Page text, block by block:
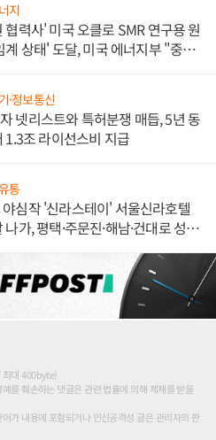
지
협력사' 미국 오클로 SMR 연구용 원
계 상태' 도달, 미국 에너지부 "중요
·정보통신
넷리스트와 특허분쟁 매듭, 5년 동
1.3조 라이선스비 지급
통
심작 '신라스테이' 서울신라호텔
가, 평택·주문진·해남·건대로 성
최대 400byte)
를 훼손하는 댓글은 관련 법률에 의해 제재를 받을
가 내용에 포함되거나 인신공격성 글은 관리자의 판